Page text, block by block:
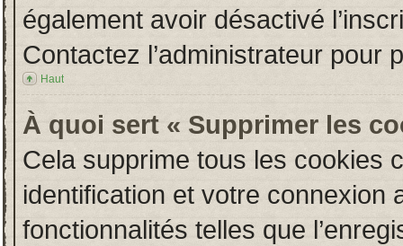
également avoir désactivé
Contactez l’administrateur pour
Haut
À quoi sert « Supprimer les
Cela supprime tous les cookies
identification et votre connexion
fonctionnalités telles que